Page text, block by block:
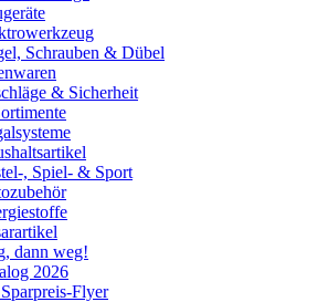
Schrauben & Dübel
& Sicherheit
, Spiel- & Sport
dann weg!
2026
Flyer